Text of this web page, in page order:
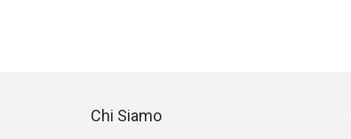
Chi Siamo